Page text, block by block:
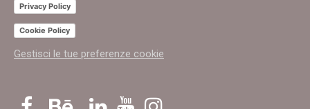
Privacy Policy
Cookie Policy
Gestisci le tue preferenze cookie